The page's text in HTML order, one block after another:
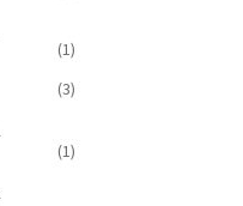
(1)
(3)
(1)